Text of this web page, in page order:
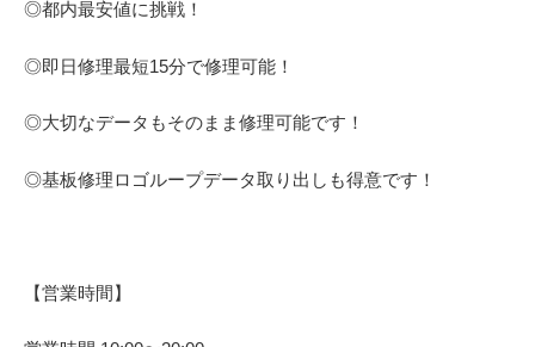
◎都内最安値に挑戦！
◎即日修理最短15分で修理可能！
◎大切なデータもそのまま修理可能です！
◎基板修理ロゴループデータ取り出しも得意です！
【営業時間】